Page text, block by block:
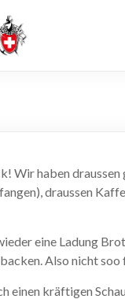
Wir haben
draussen
eine Ladung
Also nicht
einen kräftigen